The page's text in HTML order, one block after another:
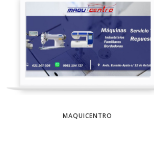
MAQUICENTRO